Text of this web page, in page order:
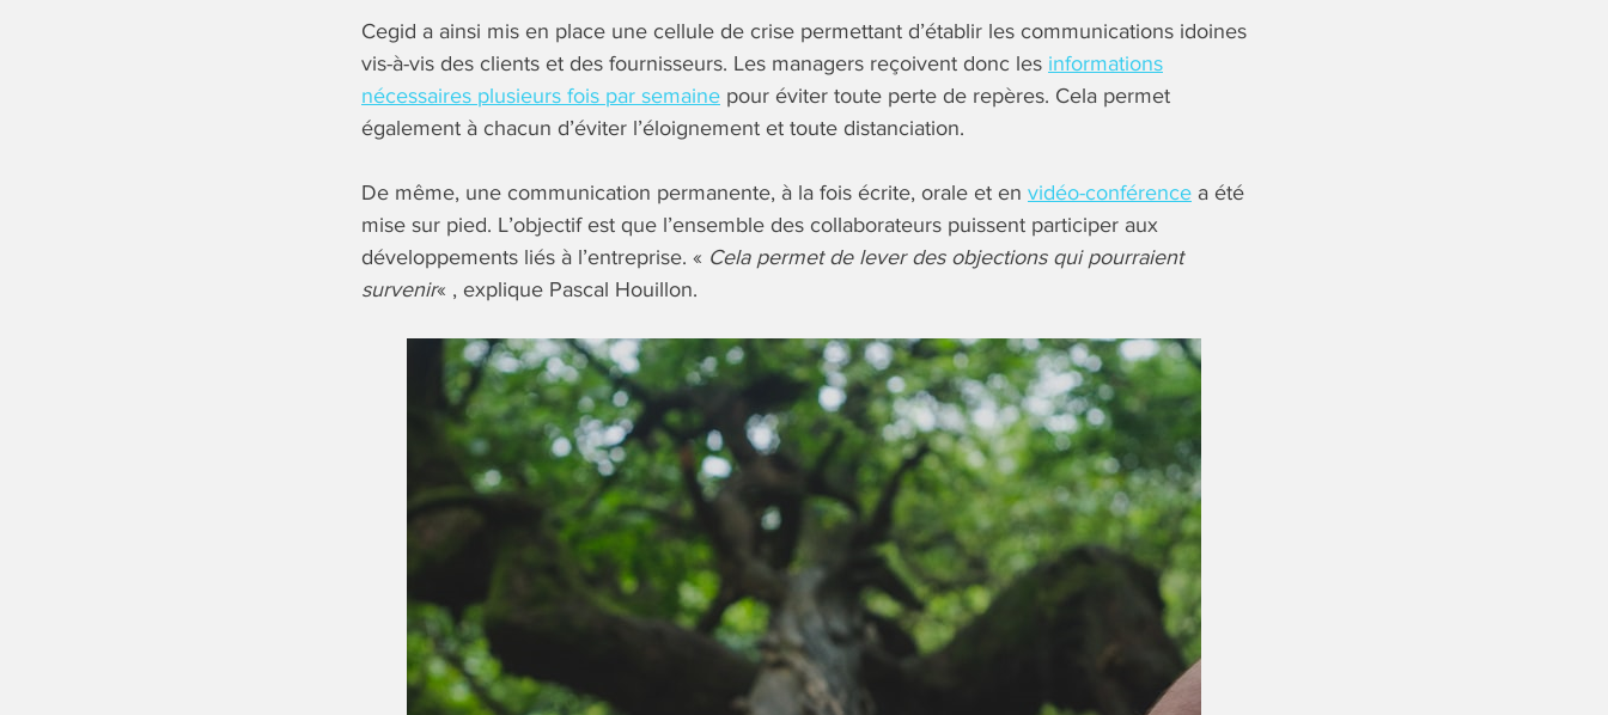
Cegid a ainsi mis en place une cellule de crise permettant d’établir les communications idoines
vis-à-vis des clients et des fournisseurs. Les managers reçoivent donc les informations
nécessaires plusieurs fois par semaine pour éviter toute perte de repères. Cela permet
également à chacun d’éviter l’éloignement et toute distanciation.
De même, une communication permanente, à la fois écrite, orale et en vidéo-conférence a été
mise sur pied. L’objectif est que l’ensemble des collaborateurs puissent participer aux
développements liés à l’entreprise. « Cela permet de lever des objections qui pourraient
survenir« , explique Pascal Houillon.